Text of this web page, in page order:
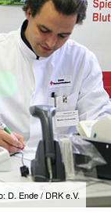
D. Ende / DRK e.V.